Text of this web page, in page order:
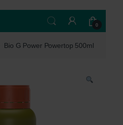
0
Bio G Power Powertop 500ml